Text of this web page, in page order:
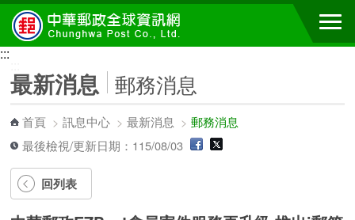
跳到主要內容區塊
:::
最新消息 郵務消息
首頁 >訊息中心 >最新消息 >郵務消息
最後檢視/更新日期：115/08/03
回列表